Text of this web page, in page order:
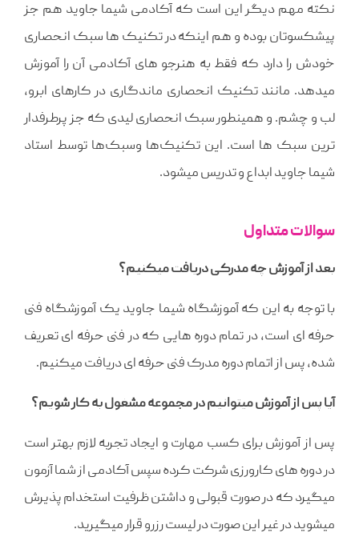
نکته مهم دیگر این است که آکادمی شیما جاوید هم جز
پیشکسوتان بوده و هم اینکه در تکنیک ها سبک انحصاری
خودش را دارد که فقط به هنرجو های آکادمی آن را آموزش
میدهد. مانند تکنیک انحصاری ماندگاری در کارهای ابرو،
لب و چشم. و همینطور سبک انحصاری لیدی که جز پرطرفدار
ترین سبک ها است. این تکنیک‌ها وسبک‌ها توسط استاد
شیما جاوید ابداع و تدریس میشود.
سوالات متداول
بعد از آموزش چه مدرکی دریافت میکنیم؟
با توجه به این که آموزشگاه شیما جاوید یک آموزشگاه فنی
حرفه ای است، در تمام دوره هایی که در فنی حرفه ای تعریف
شده، پس از اتمام دوره مدرک فنی حرفه ای دریافت میکنیم.
آیا پس از آموزش میتوانیم در مجموعه مشغول به کار شویم؟
پس از آموزش برای کسب مهارت و ایجاد تجربه لازم بهتر است
در دوره های کارورزی شرکت کرده سپس آکادمی از شما آزمون
میگیرد که در صورت قبولی و داشتن ظرفیت استخدام پذیرش
میشوید در غیر این صورت در لیست رزرو قرار میگیرید.